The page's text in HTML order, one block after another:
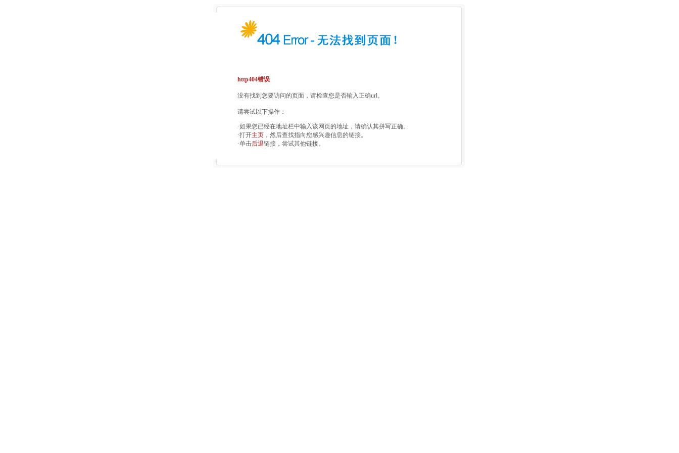
http404错误
没有找到您要访问的页面，请检查您是否输入正确url。
请尝试以下操作：
·如果您已经在地址栏中输入该网页的地址，请确认其拼写正确。
·打开主页 ，然后查找指向您感兴趣信息的链接。
·单击后退链接，尝试其他链接。